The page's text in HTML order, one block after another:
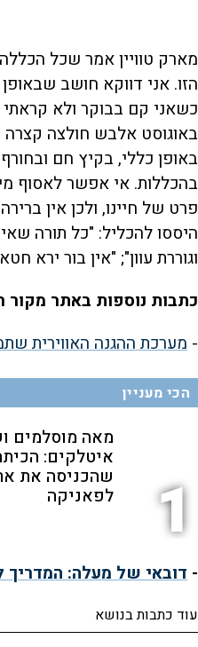
מארק טוויין אמר שכל
הזו. אני דווקא חושב
כשאני קם בבוקר ולא קראתי
באוגוסט אלבש חולצה קצרה
באופן כללי, בקיץ חם
בהכללות. אי אפשר לאסוף
פרט של חיינו, ולכן אין
היססו להכליל: "כל תורה
וגוררת עוון"; "אין בור ירא
כתבות נוספות באתר מקור
- מערכת ההגנה האווירית
הכי מעניין
1
מאה מוסלמים
איטלקים:
שהכניסה את
לפאניקה
- דובאי של מעלה: המדריך
עוד כתבות בנושא